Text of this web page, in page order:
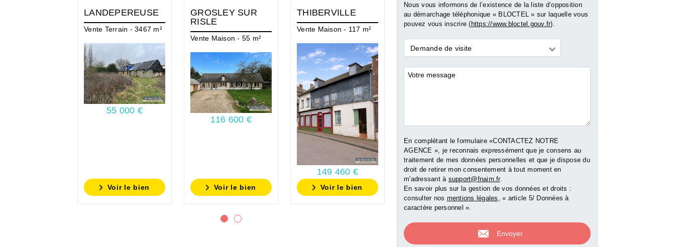
LANDEPEREUSE
Vente Terrain - 3467 m²
55 000 €
Voir le bien
GROSLEY SUR
RISLE
Vente Maison - 55 m²
116 600 €
Voir le bien
THIBERVILLE
Vente Maison - 117 m²
149 460 €
Voir le bien
PONT AUDEMER
Vente Maison - 131 m²
Voir le bien
PONT AUDEMER
Vente Maison - 131 m²
Voir le bien
Nous vous informons de l’existence de la liste d’opposition
au démarchage téléphonique « BLOCTEL » sur laquelle vous
pouvez vous inscrire (https://www.bloctel.gouv.fr).
Demande
*
Demande de visite
Commentaires
En complétant le formulaire «CONTACTEZ NOTRE
AGENCE », je reconnais expressément que je consens au
traitement de mes données personnelles et que je dispose du
droit de retirer mon consentement à tout moment en
m'adressant à support@fnaim.fr.
En savoir plus sur la gestion de vos données et droits :
consulter nos mentions légales , « article 5/ Données à
caractère personnel ».